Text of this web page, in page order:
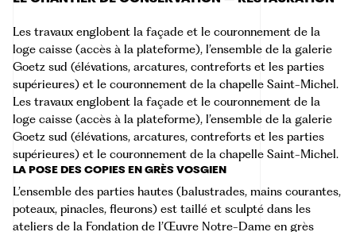
Les travaux englobent la façade et le couronnement de la
loge caisse (accès à la plateforme), l’ensemble de la galerie
Goetz sud (élévations, arcatures, contreforts et les parties
supérieures) et le couronnement de la chapelle Saint-Michel.
Les travaux englobent la façade et le couronnement de la
loge caisse (accès à la plateforme), l’ensemble de la galerie
Goetz sud (élévations, arcatures, contreforts et les parties
supérieures) et le couronnement de la chapelle Saint-Michel.
LA POSE DES COPIES EN GRÈS VOSGIEN
L’ensemble des parties hautes (balustrades, mains courantes,
poteaux, pinacles, fleurons) est taillé et sculpté dans les
ateliers de la Fondation de l’Œuvre Notre-Dame en grès